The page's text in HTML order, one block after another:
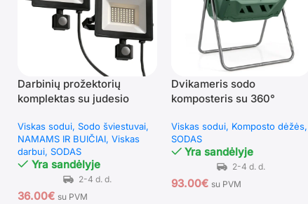
Darbinių prožektorių
komplektas su judesio
Viskas sodui Sodo šviestuvai
NAMAMS IR BUIČIAI Viskas
darbui SODAS
Yra sandėlyje
36.00€ su PVM
Dvikameris sodo
komposteris su 360°
Viskas sodui Komposto dėžės
SODAS
Yra sandėlyje
93.00€ su PVM